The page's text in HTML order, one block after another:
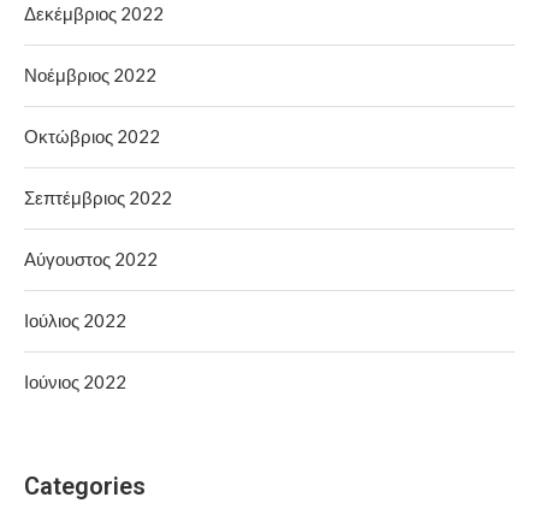
Δεκέμβριος 2022
Νοέμβριος 2022
Οκτώβριος 2022
Σεπτέμβριος 2022
Αύγουστος 2022
Ιούλιος 2022
Ιούνιος 2022
Categories